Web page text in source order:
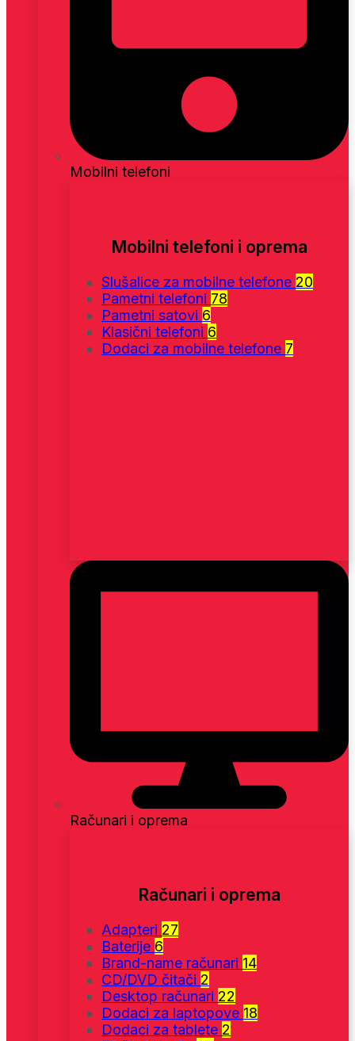
Mobilni telefoni
Mobilni telefoni i oprema
Slušalice za mobilne telefone 20
Pametni telefoni 78
Pametni satovi 6
Klasični telefoni 6
Dodaci za mobilne telefone 7
Računari i oprema
Računari i oprema
Adapteri 27
Baterije 6
Brand-name računari 14
CD/DVD čitači 2
Desktop računari 22
Dodaci za laptopove 18
Dodaci za tablete 2